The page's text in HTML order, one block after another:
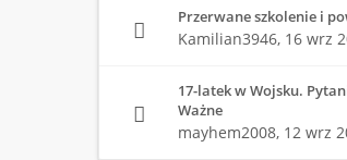
Przerwane szkolenie i
Kamilian3946, 16 wrz
17-latek w Wojsku.
Ważne
mayhem2008, 12 wrz